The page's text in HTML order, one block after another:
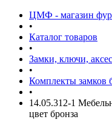
ЦМФ - магазин
•
Каталог товаров
•
Замки, ключи,
•
Комплекты замков
•
14.05.312-1
цвет бронза